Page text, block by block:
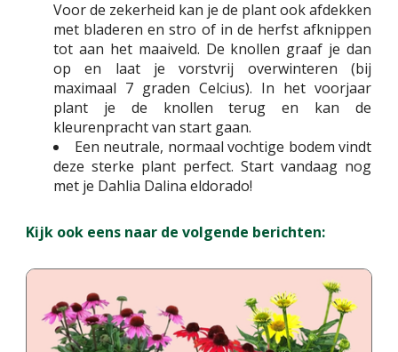
Voor de zekerheid kan je de plant ook afdekken
met bladeren en stro of in de herfst afknippen
tot aan het maaiveld. De knollen graaf je dan
op en laat je vorstvrij overwinteren (bij
maximaal 7 graden Celcius). In het voorjaar
plant je de knollen terug en kan de
kleurenpracht van start gaan.
Een neutrale, normaal vochtige bodem vindt
deze sterke plant perfect. Start vandaag nog
met je Dahlia Dalina eldorado!
Kijk ook eens naar de volgende berichten: